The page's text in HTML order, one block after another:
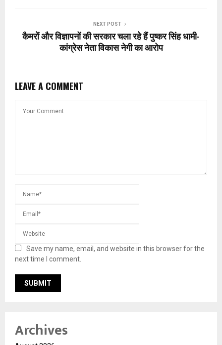
NEXT POST
कैमरों और विज्ञापनों की सरकार चला रहे हैं पुष्कर सिंह धामी-
कांग्रेस नेता विकास नेगी का आरोप
LEAVE A COMMENT
Save my name, email, and website in this browser for the
next time I comment.
Archives